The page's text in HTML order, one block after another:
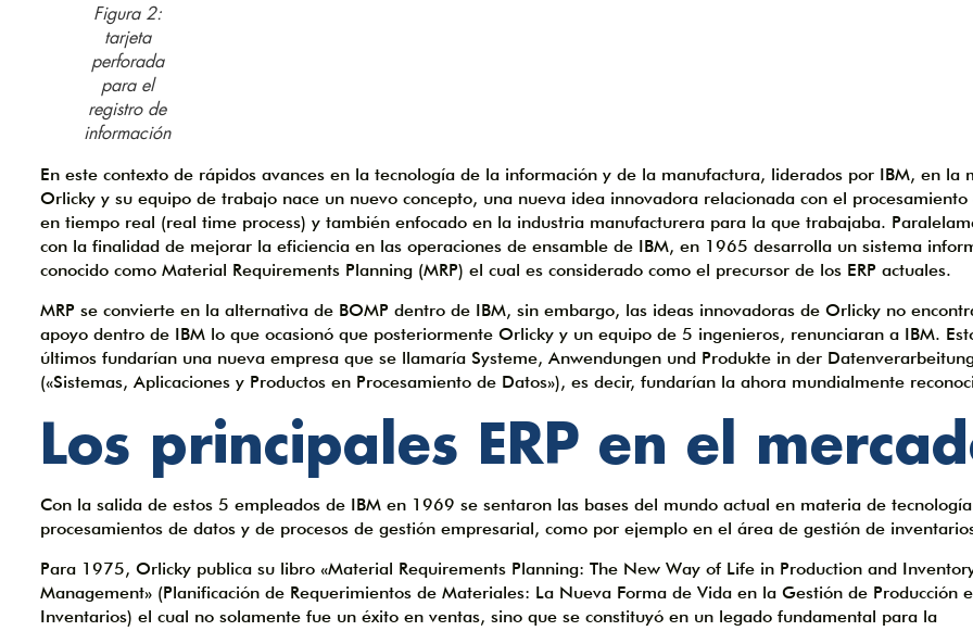
Figura 2:
tarjeta
perforada
para el
registro de
información
En este contexto de rápidos avances en la tecnología de la información y de la manufactura, liderados por IBM, en la
Orlicky y su equipo de trabajo nace un nuevo concepto, una nueva idea innovadora relacionada con el procesamiento
en tiempo real (real time process) y también enfocado en la industria manufacturera para la que trabajaba.
con la finalidad de mejorar la eficiencia en las operaciones de ensamble de IBM, en 1965 desarrolla un sistema
conocido como Material Requirements Planning (MRP) el cual es considerado como el precursor de los ERP actuales.
MRP se convierte en la alternativa de BOMP dentro de IBM, sin embargo, las ideas innovadoras de Orlicky no
apoyo dentro de IBM lo que ocasionó que posteriormente Orlicky y un equipo de 5 ingenieros, renunciaran a IBM.
últimos fundarían una nueva empresa que se llamaría Systeme, Anwendungen und Produkte in der
(«Sistemas, Aplicaciones y Productos en Procesamiento de Datos»), es decir, fundarían la ahora mundialmente
Los principales ERP en el
Con la salida de estos 5 empleados de IBM en 1969 se sentaron las bases del mundo actual en materia de
procesamientos de datos y de procesos de gestión empresarial, como por ejemplo en el área de gestión de
Para 1975, Orlicky publica su libro «Material Requirements Planning: The New Way of Life in Production and
Management» (Planificación de Requerimientos de Materiales: La Nueva Forma de Vida en la Gestión de Producción e
Inventarios) el cual no solamente fue un éxito en ventas, sino que se constituyó en un legado fundamental para la